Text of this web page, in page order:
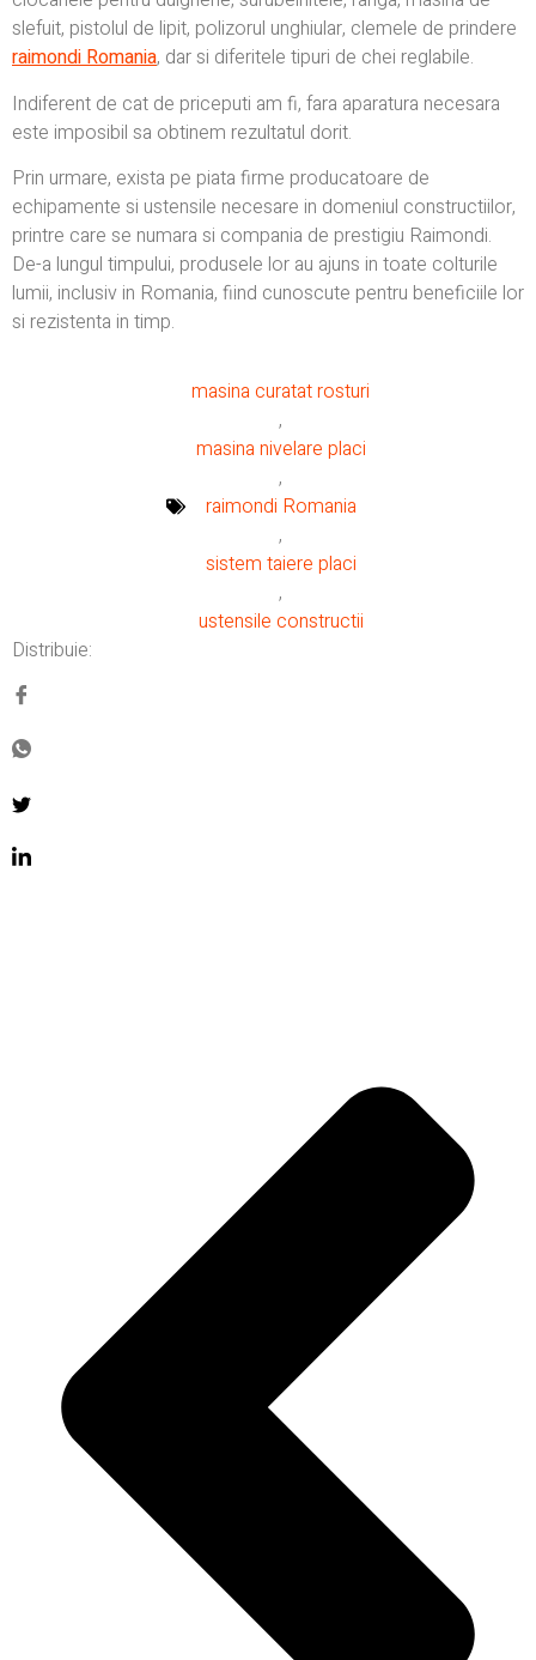
slefuit, pistolul de lipit, polizorul unghiular, clemele de prindere
raimondi Romania, dar si diferitele tipuri de chei reglabile.
Indiferent de cat de priceputi am fi, fara aparatura necesara
este imposibil sa obtinem rezultatul dorit.
Prin urmare, exista pe piata firme producatoare de
echipamente si ustensile necesare in domeniul constructiilor,
printre care se numara si compania de prestigiu Raimondi.
De-a lungul timpului, produsele lor au ajuns in toate colturile
lumii, inclusiv in Romania, fiind cunoscute pentru beneficiile lor
si rezistenta in timp.
masina curatat rosturi
,
masina nivelare placi
,
raimondi Romania
,
sistem taiere placi
,
ustensile constructii
Distribuie: